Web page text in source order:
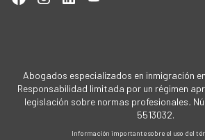
Abogados especializados en inmigración
Responsabilidad limitada por un régimen
legislación sobre normas profesionales.
5513032.
Información importante sobre el uso del